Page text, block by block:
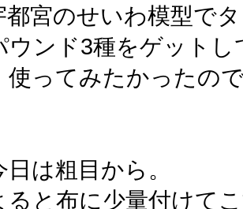
都宮のせいわ模型で
ウンド3種をゲットし
使ってみたかったの
日は粗目から。
ると布に少量付けて